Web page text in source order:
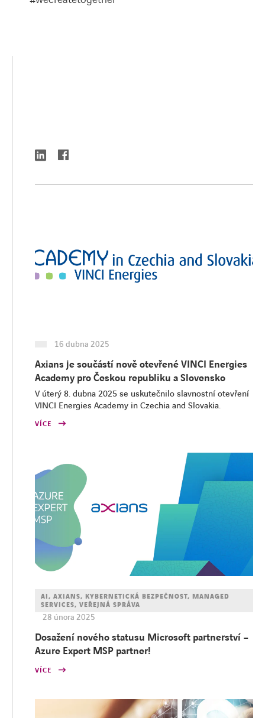
linkedin
16 dubna 2025
Axians je součástí nově otevřené VINCI Energies
Academy pro Českou republiku a Slovensko
V úterý 8. dubna 2025 se uskutečnilo slavnostní otevření
VINCI Energies Academy in Czechia and Slovakia.
VÍCE
AI, AXIANS, KYBERNETICKÁ BEZPEČNOST, MANAGED
SERVICES, VEŘEJNÁ SPRÁVA
28 února 2025
Dosažení nového statusu Microsoft partnerství –
Azure Expert MSP partner!
VÍCE